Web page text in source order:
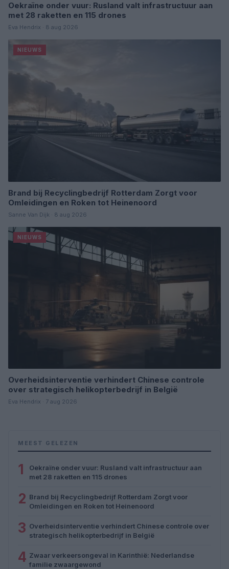
Oekraïne onder vuur: Rusland valt infrastructuur aan
met 28 raketten en 115 drones
Eva Hendrix · 8 aug 2026
NIEUWS
Brand bij Recyclingbedrijf Rotterdam Zorgt voor
Omleidingen en Roken tot Heinenoord
Sanne Van Dijk · 8 aug 2026
NIEUWS
Overheidsinterventie verhindert Chinese controle
over strategisch helikopterbedrijf in België
Eva Hendrix · 7 aug 2026
MEEST GELEZEN
1
Oekraïne onder vuur: Rusland valt infrastructuur aan
met 28 raketten en 115 drones
2 Brand bij Recyclingbedrijf Rotterdam Zorgt voor
Omleidingen en Roken tot Heinenoord
3 Overheidsinterventie verhindert Chinese controle over
strategisch helikopterbedrijf in België
4 Zwaar verkeersongeval in Karinthië: Nederlandse
familie zwaargewond